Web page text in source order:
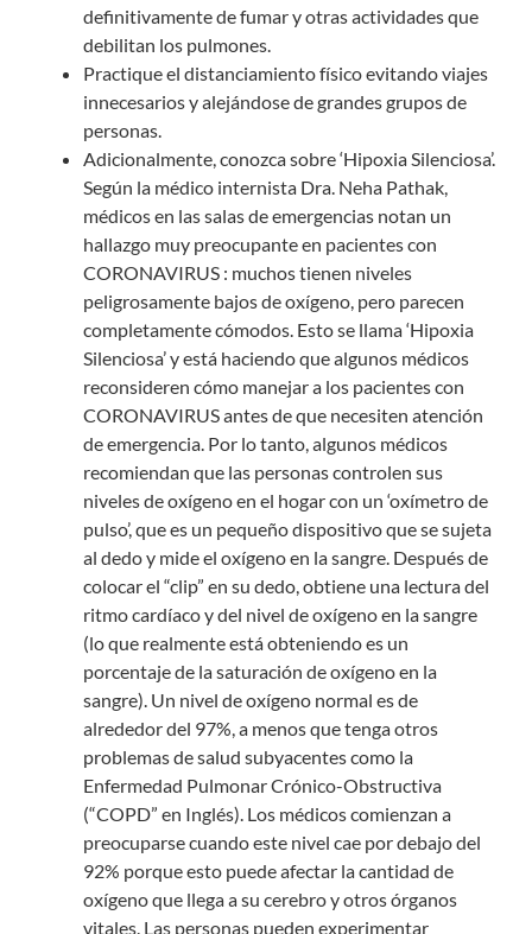
definitivamente de fumar y otras actividades que
debilitan los pulmones.
Practique el distanciamiento físico evitando viajes
innecesarios y alejándose de grandes grupos de
personas.
Adicionalmente, conozca sobre ‘Hipoxia Silenciosa’.
Según la médico internista Dra. Neha Pathak,
médicos en las salas de emergencias notan un
hallazgo muy preocupante en pacientes con
CORONAVIRUS : muchos tienen niveles
peligrosamente bajos de oxígeno, pero parecen
completamente cómodos. Esto se llama ‘Hipoxia
Silenciosa’ y está haciendo que algunos médicos
reconsideren cómo manejar a los pacientes con
CORONAVIRUS antes de que necesiten atención
de emergencia. Por lo tanto, algunos médicos
recomiendan que las personas controlen sus
niveles de oxígeno en el hogar con un ‘oxímetro de
pulso’, que es un pequeño dispositivo que se sujeta
al dedo y mide el oxígeno en la sangre. Después de
colocar el “clip” en su dedo, obtiene una lectura del
ritmo cardíaco y del nivel de oxígeno en la sangre
(lo que realmente está obteniendo es un
porcentaje de la saturación de oxígeno en la
sangre). Un nivel de oxígeno normal es de
alrededor del 97%, a menos que tenga otros
problemas de salud subyacentes como la
Enfermedad Pulmonar Crónico-Obstructiva
(“COPD” en Inglés). Los médicos comienzan a
preocuparse cuando este nivel cae por debajo del
92% porque esto puede afectar la cantidad de
oxígeno que llega a su cerebro y otros órganos
vitales. Las personas pueden experimentar